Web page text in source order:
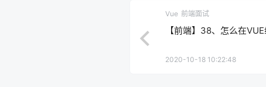
Vue 前端面试
【前端】38、怎么在
2020-10-18 10:22:48